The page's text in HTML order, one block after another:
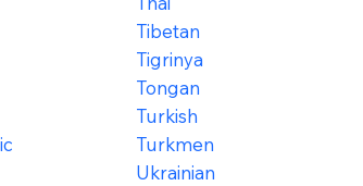
Tibetan
Tigrinya
Tongan
Turkish
Turkmen
Ukrainian